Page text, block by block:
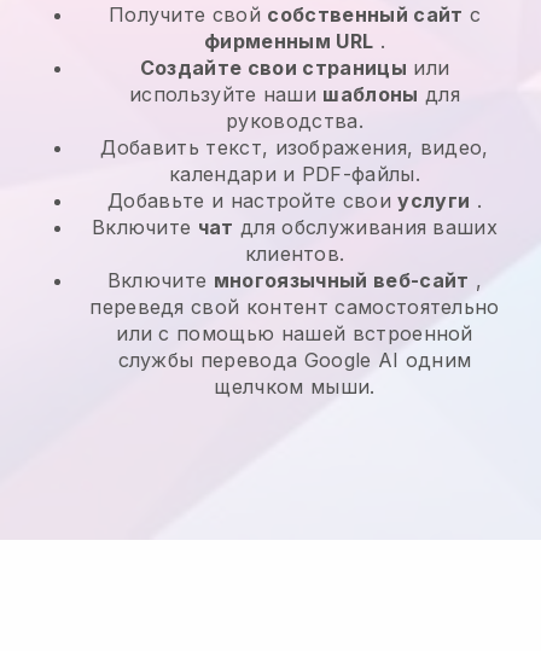
Получите свой собственный сайт с
фирменным URL .
Создайте свои страницы или
используйте наши шаблоны для
руководства.
Добавить текст, изображения, видео,
календари и PDF-файлы.
Добавьте и настройте своиуслуги .
Включите чат для обслуживания ваших
клиентов.
Включите многоязычный веб-сайт ,
переведя свой контент самостоятельно
или с помощью нашей встроенной
службы перевода Google AI одним
щелчком мыши.